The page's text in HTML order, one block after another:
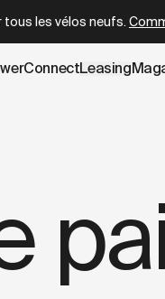
les vélos neufs.
ConnectLeasing